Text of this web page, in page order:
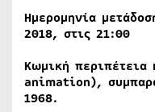
Ημερομηνία
2018, στις 21:00
Κωμική περιπέτεια
animation),
1968.